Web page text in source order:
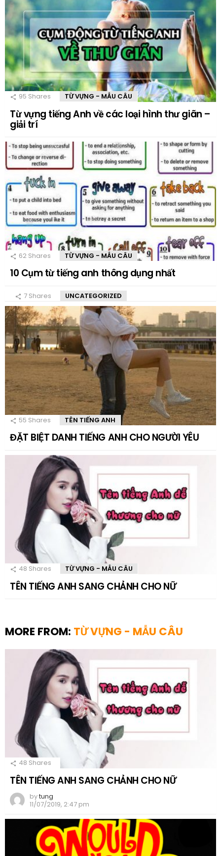
95 Shares TỪ VỰNG - MẪU CÂU
Từ vựng tiếng Anh về các loại hình thư giãn –
giải trí
62 Shares TỪ VỰNG - MẪU CÂU
10 Cụm từ tiếng anh thông dụng nhất
7 Shares UNCATEGORIZED
55 Shares TÊN TIẾNG ANH
ĐẶT BIỆT DANH TIẾNG ANH CHO NGƯỜI YÊU
48 Shares TỪ VỰNG - MẪU CÂU
TÊN TIẾNG ANH SANG CHẢNH CHO NỮ
MORE FROM: TỪ VỰNG - MẪU CÂU
48 Shares
TÊN TIẾNG ANH SANG CHẢNH CHO NỮ
bytung
11/07/2019, 2:47 pm